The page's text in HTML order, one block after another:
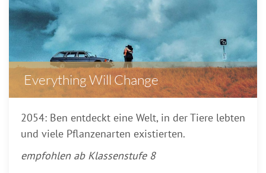
Everything Will Change
2054: Ben entdeckt eine Welt, in der Tiere lebten
und viele Pflanzenarten existierten.
empfohlen ab Klassenstufe 8